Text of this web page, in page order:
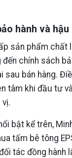
hành và
sản phẩm chất
chính sách
sau bán hàng.
tâm khi đầu tư
bật kể trên,
tấm bê tông
tác đồng hành